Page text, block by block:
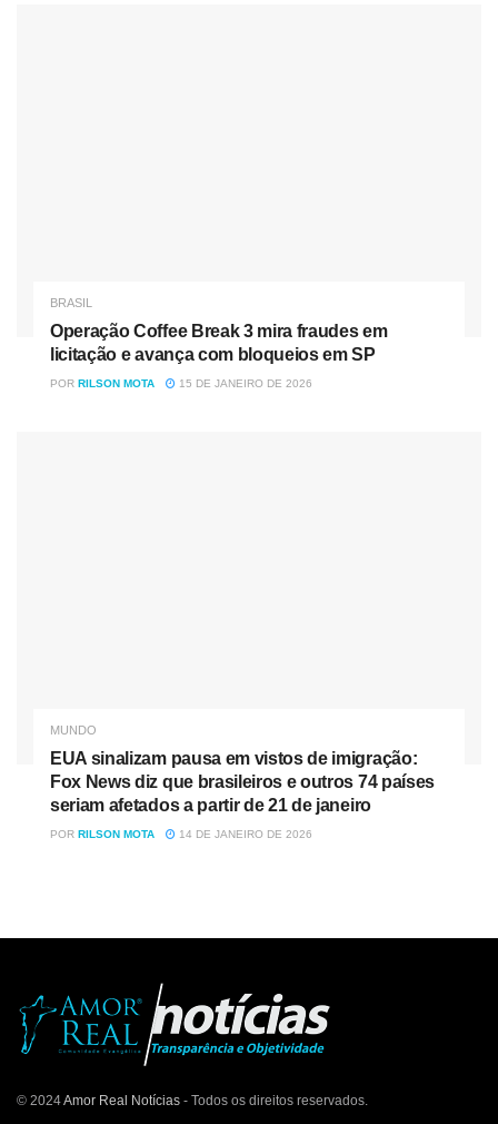
BRASIL
Operação Coffee Break 3 mira fraudes em
licitação e avança com bloqueios em SP
POR RILSON MOTA 15 DE JANEIRO DE 2026
MUNDO
EUA sinalizam pausa em vistos de imigração:
Fox News diz que brasileiros e outros 74 países
seriam afetados a partir de 21 de janeiro
POR RILSON MOTA 14 DE JANEIRO DE 2026
© 2024Amor Real Notícias - Todos os direitos reservados.